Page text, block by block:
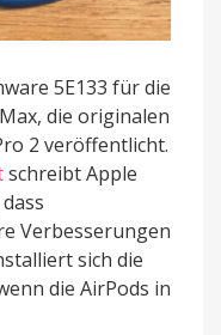
5E133 für die
die originalen
2 veröffentlicht.
schreibt Apple
Verbesserungen
sich die
die AirPods in